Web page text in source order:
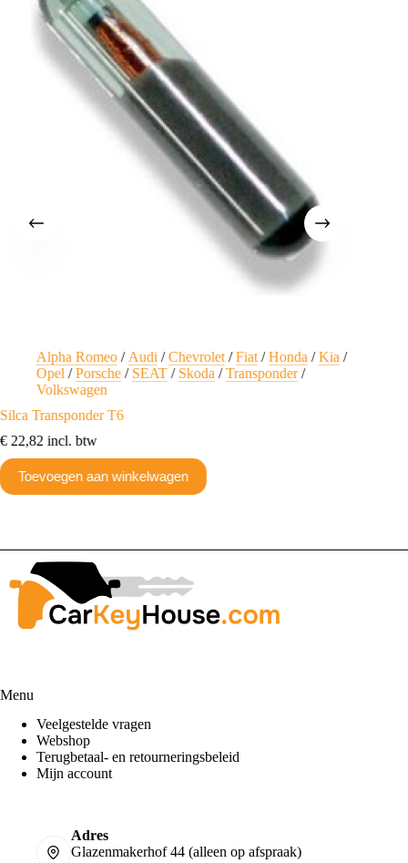
Alpha Romeo/ Audi /Chevrolet/Fiat/Honda /Kia /
Opel /Porsche/SEAT/Skoda /Transponder/
Volkswagen
Silca Transponder T6
€ 22,82 incl. btw
Toevoegen aan winkelwagen
Menu
Veelgestelde vragen
Webshop
Terugbetaal- en retourneringsbeleid
Mijn account
Adres
Glazenmakerhof 44 (alleen op afspraak)